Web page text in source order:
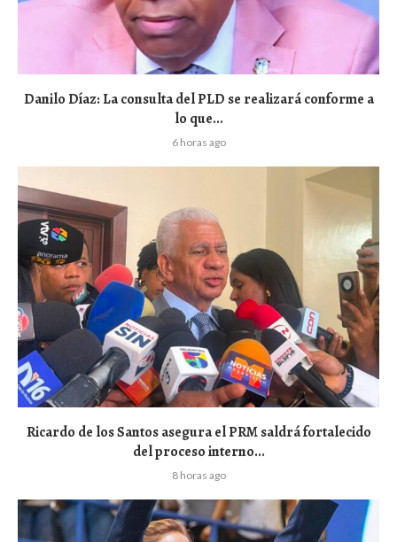
Danilo Díaz: La consulta del PLD se realizará conforme a
lo que...
6 horas ago
Ricardo de los Santos asegura el PRM saldrá fortalecido
del proceso interno...
8 horas ago